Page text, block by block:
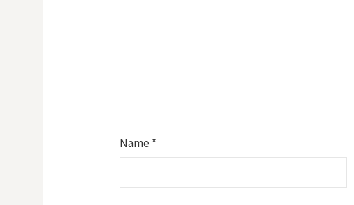
Name*